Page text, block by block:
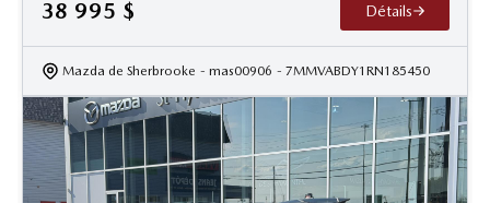
38 995 $ Détails
Mazda de Sherbrooke - mas00906 - 7MMVABDY1RN185450